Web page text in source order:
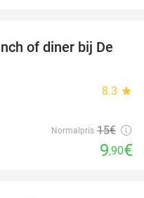
34%
of diner bij De
8.3 star
Normalpris 15€
9,90€